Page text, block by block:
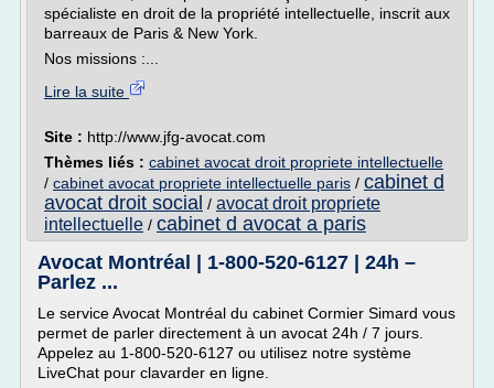
spécialiste en droit de la propriété intellectuelle, inscrit aux
barreaux de Paris & New York.
Nos missions :...
Lire la suite
Site : http://www.jfg-avocat.com
Thèmes liés : cabinet avocat droit propriete intellectuelle
/ cabinet avocat propriete intellectuelle paris / cabinet d
avocat droit social / avocat droit propriete
intellectuelle / cabinet d avocat a paris
Avocat Montréal | 1-800-520-6127 | 24h –
Parlez ...
Le service Avocat Montréal du cabinet Cormier Simard vous
permet de parler directement à un avocat 24h / 7 jours.
Appelez au 1-800-520-6127 ou utilisez notre système
LiveChat pour clavarder en ligne.